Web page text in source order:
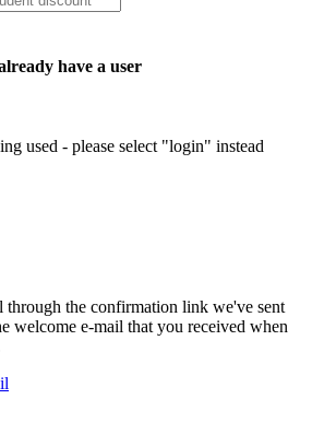
have a user
used - please select "login" instead
through the confirmation link we've sent
welcome e-mail that you received when